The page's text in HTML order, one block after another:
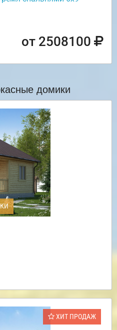
от 2508100
домики
ХИТ ПРОДАЖ